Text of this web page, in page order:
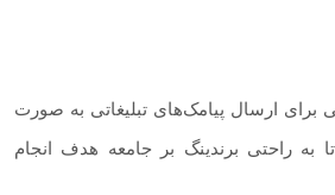
برای ارسال پیامک‌های تبلیغاتی به صورت
راحتی برندینگ بر جامعه هدف انجام